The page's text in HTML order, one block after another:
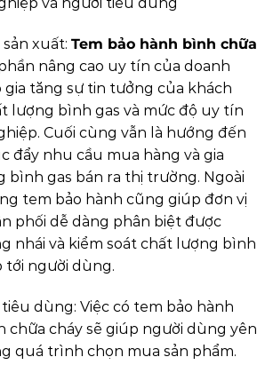
và người tiêu dùng
xuất: Tem bảo hành bình chữa
nâng cao uy tín của doanh
gia tăng sự tin tưởng của khách
lượng bình gas và mức độ uy tín
Cuối cùng vẫn là hướng đến
đẩy nhu cầu mua hàng và gia
bình gas bán ra thị trường. Ngoài
tem bảo hành cũng giúp đơn vị
phối dễ dàng phân biệt được
nhái và kiểm soát chất lượng bình
tới người dùng.
dùng: Việc có tem bảo hành
chữa cháy sẽ giúp người dùng yên
quá trình chọn mua sản phẩm.